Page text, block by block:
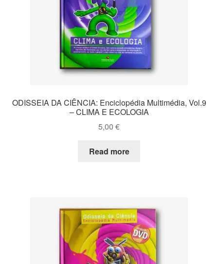
ODISSEIA DA CIÊNCIA: Enciclopédia Multimédia, Vol.9
– CLIMA E ECOLOGIA
5,00 €
Read more